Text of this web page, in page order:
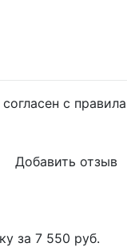
с
за 7 550 руб.